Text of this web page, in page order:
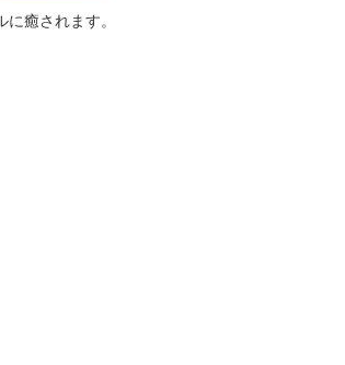
癒されます。